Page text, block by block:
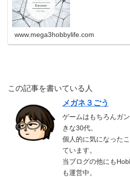
www.mega3hobbylife.com
この記事を書いている人
メガネ３ごう
ゲームはもちろんガ
きな30代。
個人的に気になった
ています。
当ブログの他にも
も運営中。